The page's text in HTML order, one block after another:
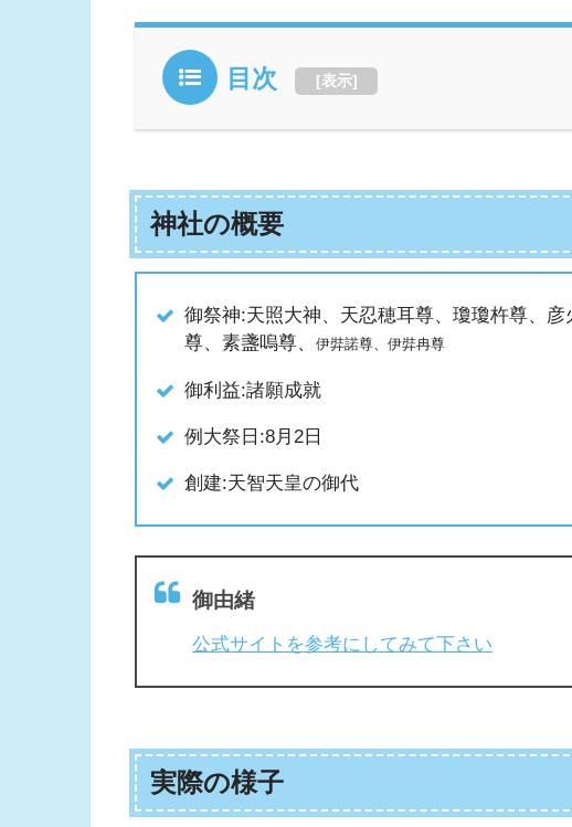
目次 [表示]
神社の概要
御祭神:天照大神、天忍穂耳尊、瓊瓊杵尊、彦
尊、素盞嗚尊、
伊弉諾尊、伊弉冉尊
御利益:諸願成就
例大祭日:8月2日
創建:天智天皇の御代
御由緒
公式サイトを参考にしてみて下さい
実際の様子